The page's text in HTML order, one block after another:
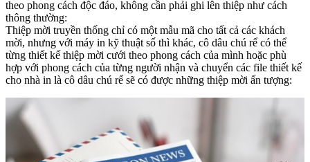
theo phong cách độc đáo, không cần phải ghi lên thiệp như cách
thông thường:
Thiệp mời truyền thống chỉ có một mẫu mã cho tất cả các khách
mời, nhưng với máy in kỹ thuật số thì khác, cô dâu chú rể có thể
từng thiết kế thiệp mời cưới theo phong cách của mình hoặc phù
hợp với phong cách của từng người nhận và chuyển các file thiết kế
cho nhà in là cô dâu chú rể sẽ có được những thiệp mời ấn tượng: